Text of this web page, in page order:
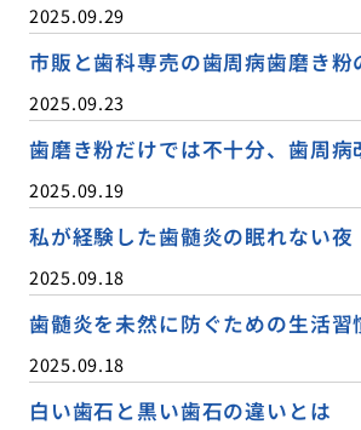
2025.09.29
市販と歯科専売の歯周病歯磨き粉
2025.09.23
歯磨き粉だけでは不十分、歯周病
2025.09.19
私が経験した歯髄炎の眠れない夜
2025.09.18
歯髄炎を未然に防ぐための生活習
2025.09.18
白い歯石と黒い歯石の違いとは